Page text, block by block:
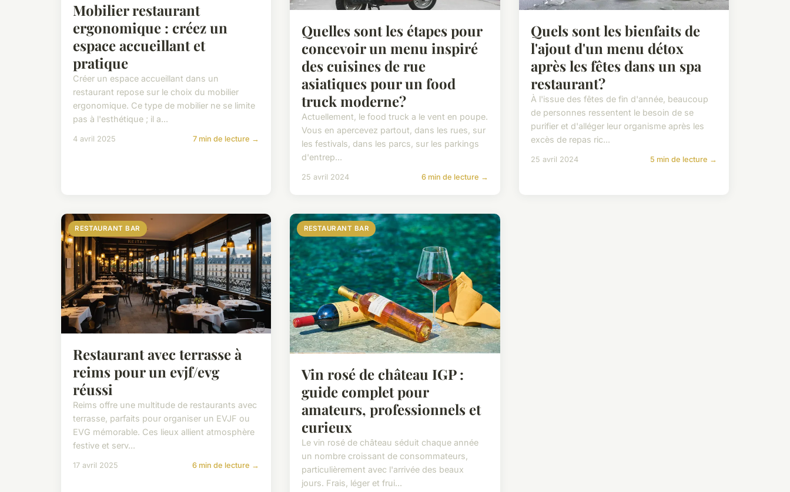
Mobilier restaurant
ergonomique : créez un
espace accueillant et
pratique
Créer un espace accueillant dans un
restaurant repose sur le choix du mobilier
ergonomique. Ce type de mobilier ne se limite
pas à l'esthétique ; il a...
4 avril 2025 7 min de lecture →
Quelles sont les étapes pour
concevoir un menu inspiré
des cuisines de rue
asiatiques pour un food
truck moderne?
Actuellement, le food truck a le vent en poupe.
Vous en apercevez partout, dans les rues, sur
les festivals, dans les parcs, sur les parkings
d'entrep...
25 avril 2024 6 min de lecture →
Quels sont les bienfaits de
l'ajout d'un menu détox
après les fêtes dans un spa
restaurant?
À l'issue des fêtes de fin d'année, beaucoup
de personnes ressentent le besoin de se
purifier et d'alléger leur organisme après les
excès de repas ric...
25 avril 2024 5 min de lecture →
RESTAURANT BAR
Restaurant avec terrasse à
reims pour un evjf/evg
réussi
Reims offre une multitude de restaurants avec
terrasse, parfaits pour organiser un EVJF ou
EVG mémorable. Ces lieux allient atmosphère
festive et serv...
17 avril 2025 6 min de lecture →
RESTAURANT BAR
Vin rosé de château IGP :
guide complet pour
amateurs, professionnels et
curieux
Le vin rosé de château séduit chaque année
un nombre croissant de consommateurs,
particulièrement avec l'arrivée des beaux
jours. Frais, léger et frui...